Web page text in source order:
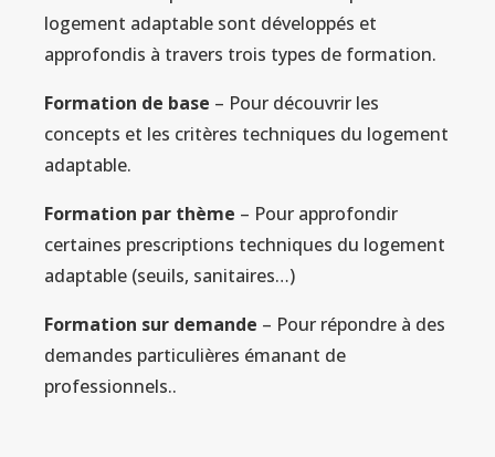
logement adaptable sont développés et
approfondis à travers trois types de formation.
Formation de base – Pour découvrir les
concepts et les critères techniques du logement
adaptable.
Formation par thème – Pour approfondir
certaines prescriptions techniques du logement
adaptable (seuils, sanitaires…)
Formation sur demande – Pour répondre à des
demandes particulières émanant de
professionnels..